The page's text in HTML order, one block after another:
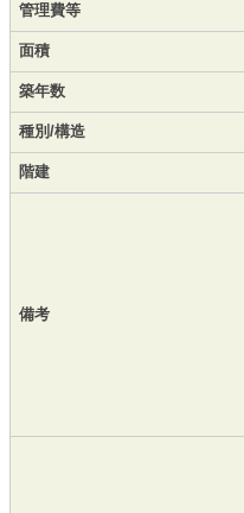
管理費等
面積
築年数
種別/構造
階建
備考